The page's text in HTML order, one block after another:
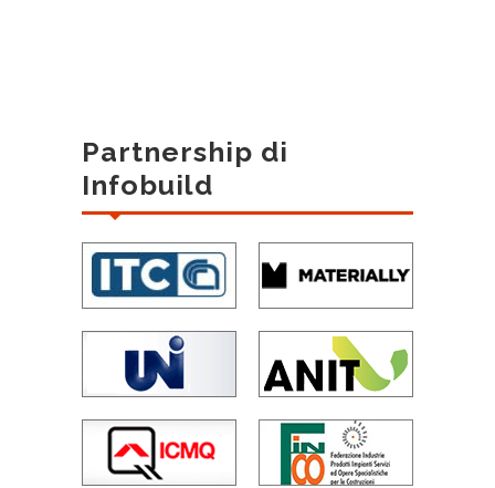
Partnership di
Infobuild